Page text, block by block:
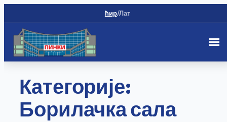
ћир/Лат
цонтент
Категорије:
Борилачка сала